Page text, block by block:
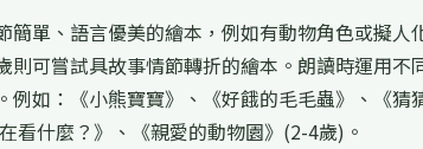
簡單、語言優美的繪本，例如有動物角色或擬人
可嘗試具故事情節轉折的繪本。朗讀時運用不
如：《小熊寶寶》、《好餓的毛毛蟲》、《猜
看什麼？》、《親愛的動物園》(2-4歲)。